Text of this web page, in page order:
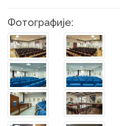
Фотографије: